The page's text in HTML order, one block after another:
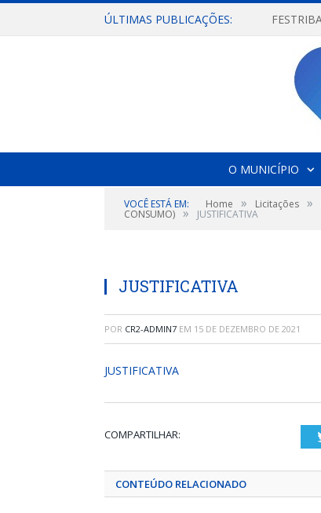
ÚLTIMAS PUBLICAÇÕES:
O MUNICÍPIO
VOCÊ ESTÁ EM: Home » Licitações »
CONSUMO) » JUSTIFICATIVA
JUSTIFICATIVA
POR CR2-ADMIN7 EM 15 DE DEZEMBRO DE 2021
JUSTIFICATIVA
COMPARTILHAR:
CONTEÚDO RELACIONADO